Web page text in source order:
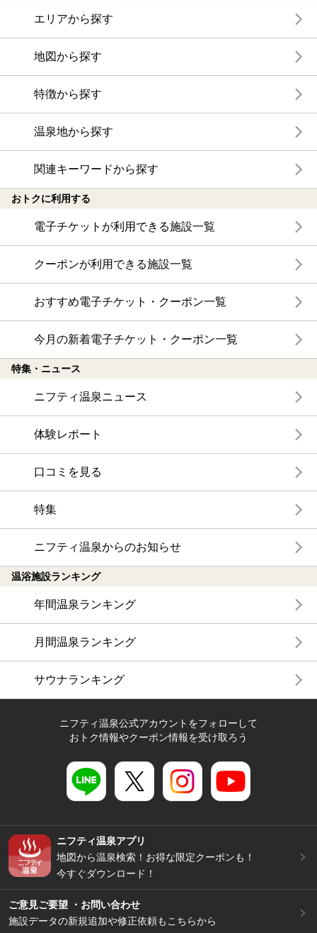
エリアから探す
地図から探す
特徴から探す
温泉地から探す
関連キーワードから探す
おトクに利用する
電子チケットが利用できる施設一覧
クーポンが利用できる施設一覧
おすすめ電子チケット・クーポン一覧
今月の新着電子チケット・クーポン一覧
特集・ニュース
ニフティ温泉ニュース
体験レポート
口コミを見る
特集
ニフティ温泉からのお知らせ
温浴施設ランキング
年間温泉ランキング
月間温泉ランキング
サウナランキング
ニフティ温泉公式アカウントをフォローして
おトク情報やクーポン情報を受け取ろう
ニフティ温泉アプリ
地図から温泉検索！お得な限定クーポンも！
今すぐダウンロード！
ご意見ご要望 ・お問い合わせ
施設データの新規追加や修正依頼もこちらから